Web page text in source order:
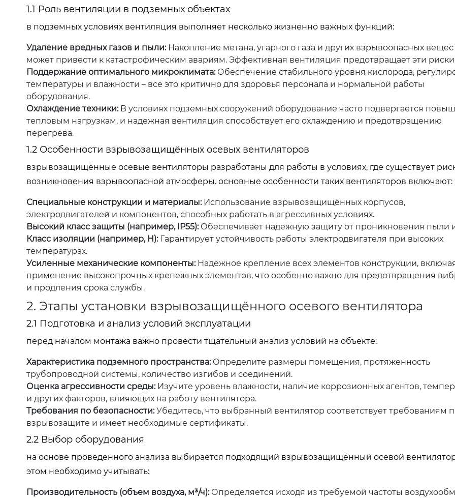
1.1 Роль вентиляции в подземных объектах
в подземных условиях вентиляция выполняет несколько жизненно важных функций:
Удаление вредных газов и пыли:Накопление метана, угарного газа и других взрывоопасных
может привести к катастрофическим авариям. Эффективная вентиляция предотвращает эти
Поддержание оптимального микроклимата:Обеспечение стабильного уровня кислорода,
температуры и влажности – все это критично для здоровья персонала и нормальной работы
оборудования.
Охлаждение техники:В условиях подземных сооружений оборудование часто подвергается
тепловым нагрузкам, и надежная вентиляция способствует его охлаждению и предотвращению
перегрева.
1.2 Особенности взрывозащищённых осевых вентиляторов
взрывозащищённые осевые вентиляторы разработаны для работы в условиях, где существует
возникновения взрывоопасной атмосферы. основные особенности таких вентиляторов включают:
Специальные конструкции и материалы:Использование взрывозащищённых корпусов,
электродвигателей и компонентов, способных работать в агрессивных условиях.
Высокий класс защиты (например, IP55):Обеспечивает надежную защиту от проникновения пыли
Класс изоляции (например, H):Гарантирует устойчивость работы электродвигателя при высоких
температурах.
Усиленные механические компоненты:Надежное крепление всех элементов конструкции,
применение высокопрочных крепежных элементов, что особенно важно для предотвращения
и продления срока службы.
2. Этапы установки взрывозащищённого осевого вентилятора
2.1 Подготовка и анализ условий эксплуатации
перед началом монтажа важно провести тщательный анализ условий на объекте:
Характеристика подземного пространства:Определите размеры помещения, протяженность
трубопроводной системы, количество изгибов и соединений.
Оценка агрессивности среды:Изучите уровень влажности, наличие коррозионных агентов,
и других факторов, влияющих на работу вентилятора.
Требования по безопасности:Убедитесь, что выбранный вентилятор соответствует требованиям
взрывозащите и имеет необходимые сертификаты.
2.2 Выбор оборудования
на основе проведенного анализа выбирается подходящий взрывозащищённый осевой
этом необходимо учитывать:
Производительность (объем воздуха, м³/ч):Определяется исходя из требуемой частоты